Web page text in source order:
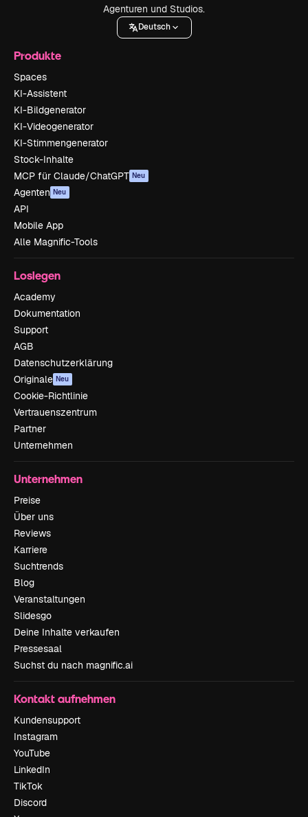
Agenturen und Studios.
Deutsch
Produkte
Spaces
KI-Assistent
KI-Bildgenerator
KI-Videogenerator
KI-Stimmengenerator
Stock-Inhalte
MCP für Claude/ChatGPT Neu
Agenten Neu
API
Mobile App
Alle Magnific-Tools
Loslegen
Academy
Dokumentation
Support
AGB
Datenschutzerklärung
Originale Neu
Cookie-Richtlinie
Vertrauenszentrum
Partner
Unternehmen
Unternehmen
Preise
Über uns
Reviews
Karriere
Suchtrends
Blog
Veranstaltungen
Slidesgo
Deine Inhalte verkaufen
Pressesaal
Suchst du nach magnific.ai
Kontakt aufnehmen
Kundensupport
Instagram
YouTube
LinkedIn
TikTok
Discord